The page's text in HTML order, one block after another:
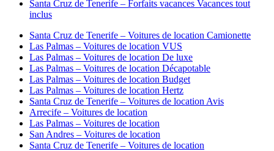
Santa Cruz de Tenerife – Forfaits vacances Vacances tout
inclus
Santa Cruz de Tenerife – Voitures de location Camionette
Las Palmas – Voitures de location VUS
Las Palmas – Voitures de location De luxe
Las Palmas – Voitures de location Décapotable
Las Palmas – Voitures de location Budget
Las Palmas – Voitures de location Hertz
Santa Cruz de Tenerife – Voitures de location Avis
Arrecife – Voitures de location
Las Palmas – Voitures de location
San Andres – Voitures de location
Santa Cruz de Tenerife – Voitures de location